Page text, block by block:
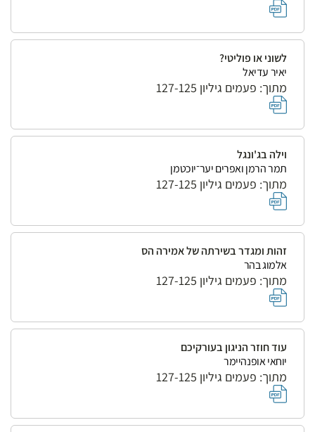
לשוני או פוליטי?
יאיר עדיאל
מתוך: פעמים גיליון 127-125
וילה בג'ונגל
תמר הרמן ואפרים יער־יוכטמן
מתוך: פעמים גיליון 127-125
זהות ומגדר בשירתה של אמירה הס
אלמוג בהר
מתוך: פעמים גיליון 127-125
עוד חוזר הניגון בעורקיכם
יוחאי אופנהיימר
מתוך: פעמים גיליון 127-125